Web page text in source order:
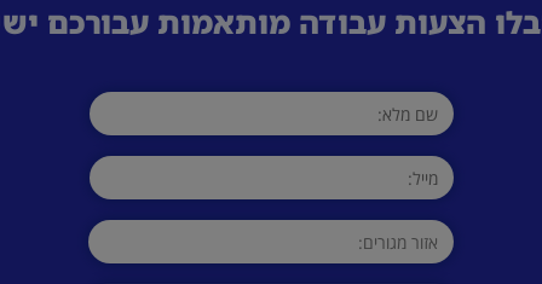
הצעות עבודה מותאמות עבורכם